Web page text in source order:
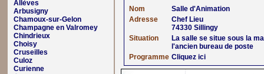
Allèves
Arbusigny
Chamoux-sur-Gelon
Champagne en Valromey
Chindrieux
Choisy
Cruseilles
Culoz
Curienne
Nom
Salle d'Animation
Adresse
Chef Lieu
74330 Sillingy
Situation
La salle se situe sous la
l'ancien bureau de poste
Programme Cliquez ici